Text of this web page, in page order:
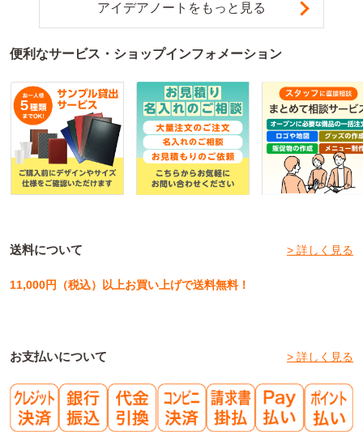
アイデアノートをもっと見る
便利なサービス・ショップインフォメーション
送料について > 詳しく見る
11,000円（税込）以上お買い上げで送料無料！
お支払いについて > 詳しく見る